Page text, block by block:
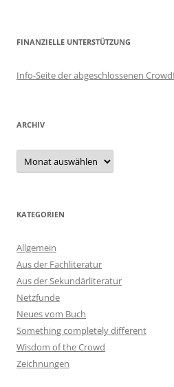
FINANZIELLE UNTERSTÜTZUNG
Info-Seite der abgeschlossenen
ARCHIV
Archiv
KATEGORIEN
Allgemein
Aus der Fachliteratur
Aus der Sekundärliteratur
Netzfunde
Neues vom Buch
Something completely different
Wisdom of the Crowd
Zeichnungen